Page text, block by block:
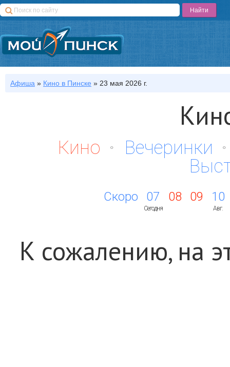
Афиша » Кино в Пинске » 23 мая 2026 г.
Кино
Вечеринки
Скоро 07
Сегодня
08 09 10
Авг.
К сожалению, на